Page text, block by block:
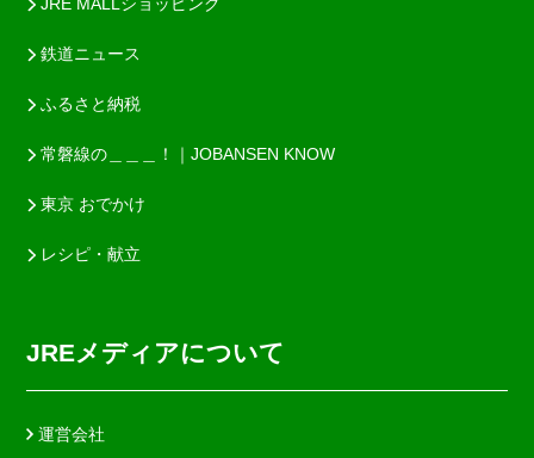
JRE MALLショッピング
鉄道ニュース
ふるさと納税
常磐線の＿＿＿！｜JOBANSEN KNOW
東京 おでかけ
レシピ・献立
JREメディアについて
運営会社